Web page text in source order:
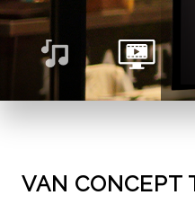
VAN CONCEPT